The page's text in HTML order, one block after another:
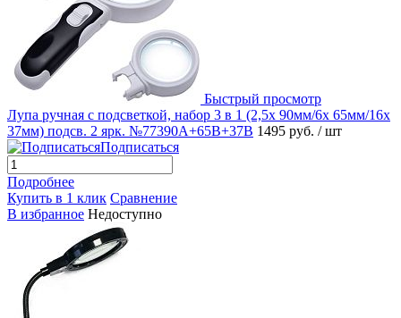
Быстрый просмотр
Лупа ручная с подсветкой, набор 3 в 1 (2,5x 90мм/6x 65мм/16x
37мм) подсв. 2 ярк. №77390A+65B+37B 1495 руб. / шт
Подписаться
Подробнее
Купить в 1 клик Сравнение
В избранное Недоступно